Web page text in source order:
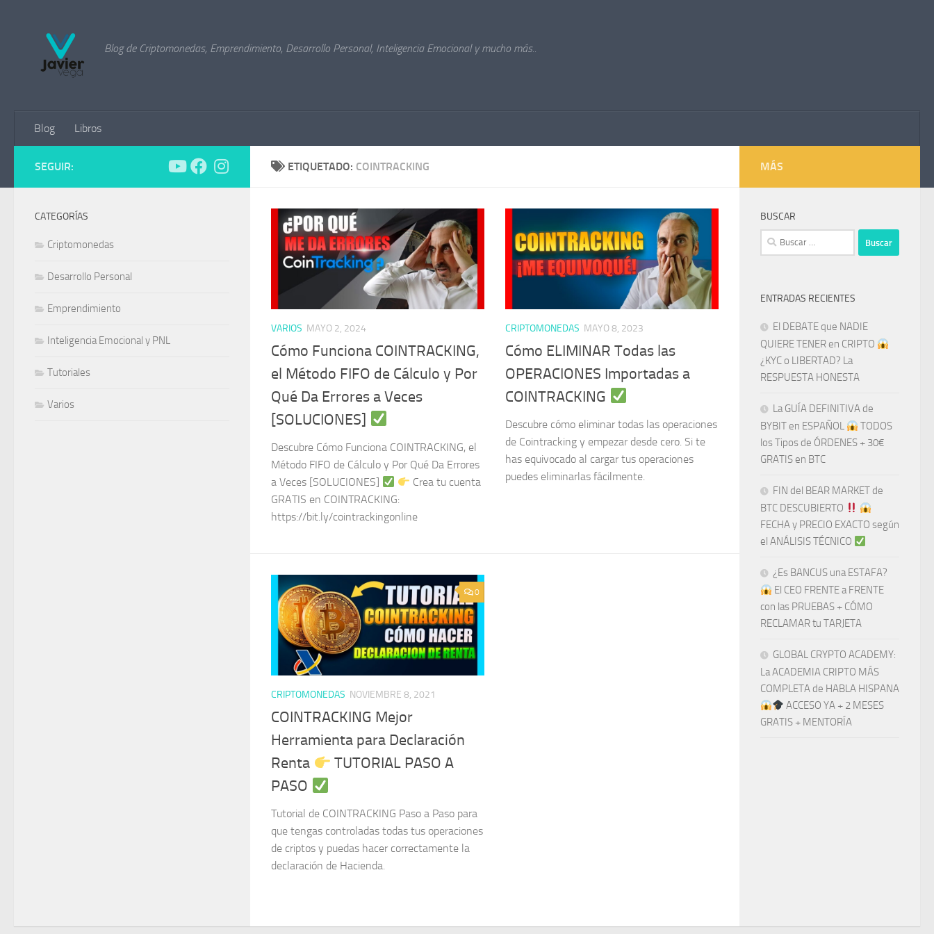
Blog de Criptomonedas, Emprendimiento, Desarrollo Personal, Inteligencia Emocional y mucho más..
Blog Libros
ETIQUETADO: COINTRACKING
VARIOS MAYO 2, 2024
Cómo Funciona COINTRACKING,
el Método FIFO de Cálculo y Por
Qué Da Errores a Veces
[SOLUCIONES]
Descubre Cómo Funciona COINTRACKING, el
Método FIFO de Cálculo y Por Qué Da Errores
a Veces [SOLUCIONES]
Crea tu cuenta
GRATIS en COINTRACKING:
https://bit.ly/cointrackingonline
CRIPTOMONEDAS MAYO 8, 2023
Cómo ELIMINAR Todas las
OPERACIONES Importadas a
COINTRACKING
Descubre cómo eliminar todas las operaciones
de Cointracking y empezar desde cero. Si te
has equivocado al cargar tus operaciones
puedes eliminarlas fácilmente.
0
CRIPTOMONEDAS NOVIEMBRE 8, 2021
COINTRACKING Mejor
Herramienta para Declaración
Renta
TUTORIAL PASO A
PASO
Tutorial de COINTRACKING Paso a Paso para
que tengas controladas todas tus operaciones
de criptos y puedas hacer correctamente la
declaración de Hacienda.
SEGUIR:
CATEGORÍAS
Criptomonedas
Desarrollo Personal
Emprendimiento
Inteligencia Emocional y PNL
Tutoriales
Varios
MÁS
BUSCAR
Buscar:
ENTRADAS RECIENTES
El DEBATE que NADIE
QUIERE TENER en CRIPTO
¿KYC o LIBERTAD? La
RESPUESTA HONESTA
La GUÍA DEFINITIVA de
BYBIT en ESPAÑOL
TODOS
los Tipos de ÓRDENES + 30€
GRATIS en BTC
FIN del BEAR MARKET de
BTC DESCUBIERTO
FECHA y PRECIO EXACTO según
el ANÁLISIS TÉCNICO
¿Es BANCUS una ESTAFA?
El CEO FRENTE a FRENTE
con las PRUEBAS + CÓMO
RECLAMAR tu TARJETA
GLOBAL CRYPTO ACADEMY:
La ACADEMIA CRIPTO MÁS
COMPLETA de HABLA HISPANA
ACCESO YA + 2 MESES
GRATIS + MENTORÍA